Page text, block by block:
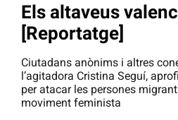
Els altaveus
[Reportatge]
Ciutadans anònims i altres
l’agitadora Cristina Seguí,
per atacar les persones
moviment feminista